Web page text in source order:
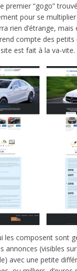
premier “gogo”
pour se
rien d’étrange,
compte des petits
est fait à la va-vite.
les composent sont
annonces (visibles
avec une petite